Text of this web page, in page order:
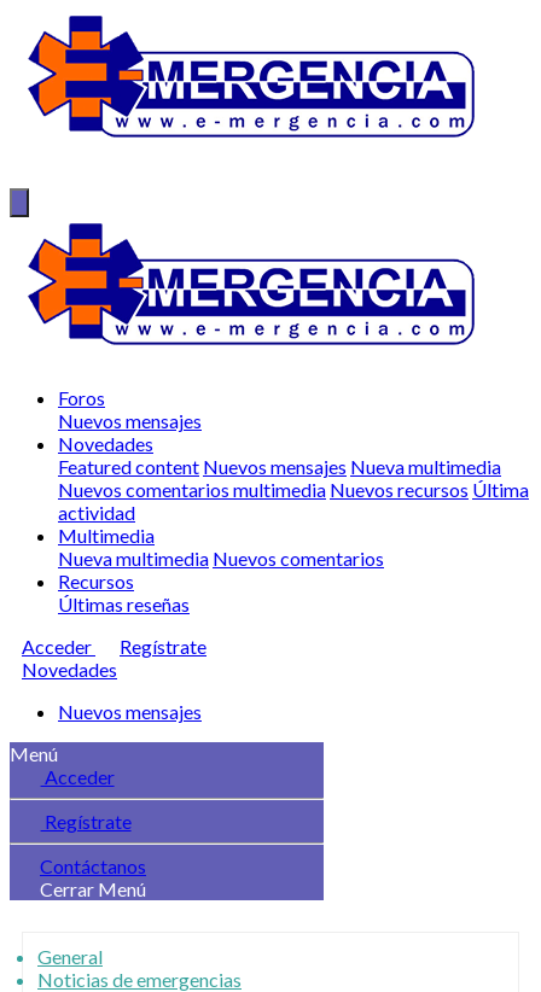
Foros
Nuevos mensajes
Novedades
Featured content Nuevos mensajes Nueva multimedia
Nuevos comentarios multimedia Nuevos recursos Última
actividad
Multimedia
Nueva multimedia Nuevos comentarios
Recursos
Últimas reseñas
Acceder
Regístrate
Novedades
Nuevos mensajes
Menú
Acceder
Regístrate
Contáctanos
Cerrar Menú
General
Noticias de emergencias